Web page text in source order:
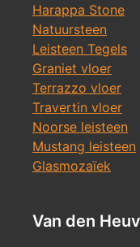
Harappa Stone
Natuursteen
Leisteen Tegels
Graniet vloer
Terrazzo vloer
Travertin vloer
Noorse leisteen
Mustang leisteen
Glasmozaïek
Van den